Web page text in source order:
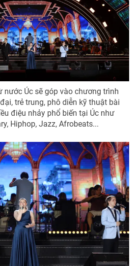
nước Úc sẽ góp vào chương trình
trẻ trung, phô diễn kỹ thuật bài
điệu nhảy phổ biến tại Úc như
Hiphop, Jazz, Afrobeats...